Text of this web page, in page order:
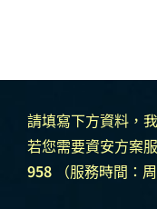
請填寫下方資料，
若您需要資安方案
958 （服務時間：